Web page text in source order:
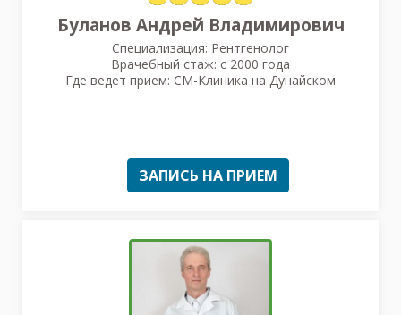
Буланов Андрей Владимирович
Специализация: Рентгенолог
Врачебный стаж: с 2000 года
Где ведет прием: СМ-Клиника на Дунайском
ЗАПИСЬ НА ПРИЕМ